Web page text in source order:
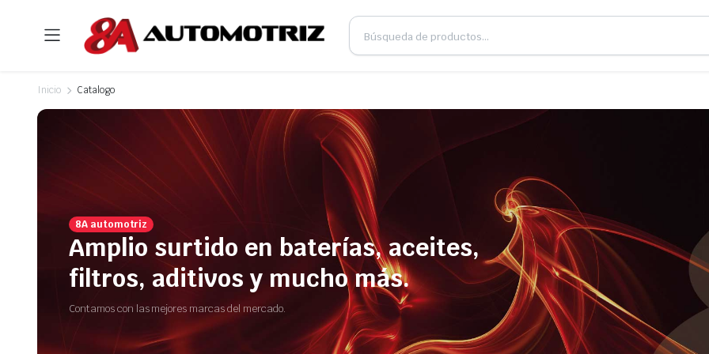
Inicio Catalogo
8A automotriz
Amplio surtido en baterías, aceites,
filtros, aditivos y mucho más.
Contamos con las mejores marcas del mercado.